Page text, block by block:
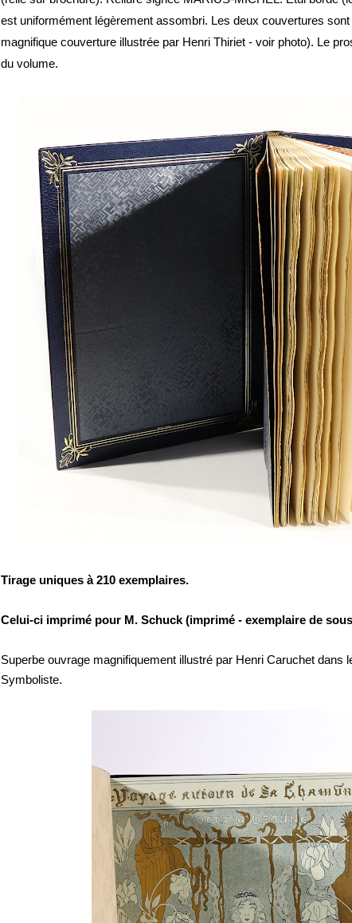
est uniformément légèrement assombri. Les deux couvertures
magnifique couverture illustrée par Henri Thiriet - voir photo). Le
du volume.
Tirage uniques à 210 exemplaires.
Celui-ci imprimé pour M. Schuck (imprimé - exemplaire de
Superbe ouvrage magnifiquement illustré par Henri Caruchet dans
Symboliste.